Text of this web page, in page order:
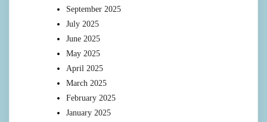
September 2025
July 2025
June 2025
May 2025
April 2025
March 2025
February 2025
January 2025